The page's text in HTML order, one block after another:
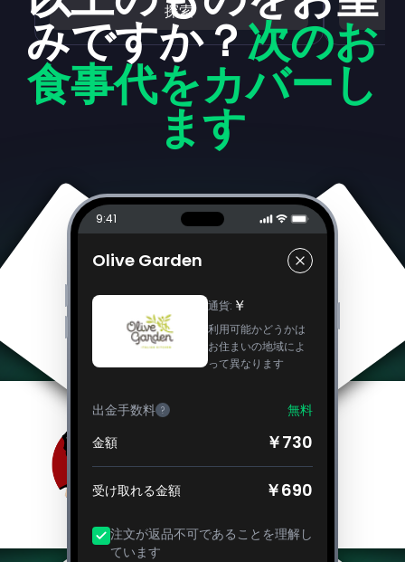
探索
みですか？次のお
食事代をカバーし
ます
9:41
Olive Garden
通貨: ￥
利用可能かどうかは
お住まいの地域によ
って異なります
出金手数料 ?
無料
金額
￥730
受け取れる金額 ￥690
注文が返品不可であることを理解し
ています